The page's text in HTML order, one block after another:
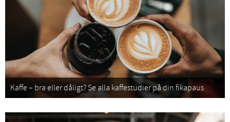
Kaffe – bra eller dåligt? Se alla kaffestudier på din fikapaus